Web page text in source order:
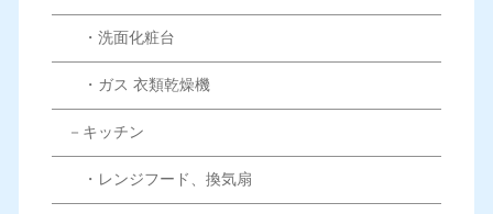
・洗面化粧台
・ガス 衣類乾燥機
－キッチン
・レンジフード、換気扇